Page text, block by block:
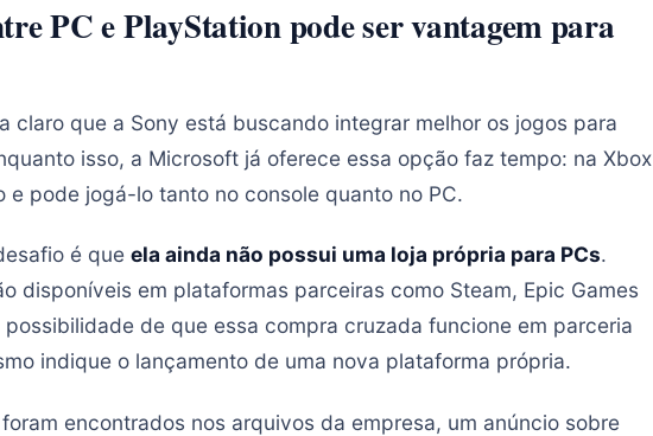
PC e PlayStation pode ser vantagem para
claro que a Sony está buscando integrar melhor os jogos para
isso, a Microsoft já oferece essa opção faz tempo: na Xbox
e pode jogá-lo tanto no console quanto no PC.
é que ela ainda não possui uma loja própria para PCs.
disponíveis em plataformas parceiras como Steam, Epic Games
possibilidade de que essa compra cruzada funcione em parceria
indique o lançamento de uma nova plataforma própria.
encontrados nos arquivos da empresa, um anúncio sobre